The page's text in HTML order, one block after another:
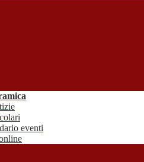
eventi